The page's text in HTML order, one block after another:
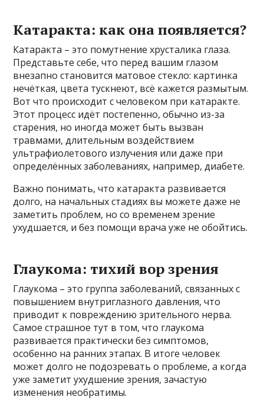
Катаракта: как она появляется?
Катаракта – это помутнение хрусталика глаза.
Представьте себе, что перед вашим глазом
внезапно становится матовое стекло: картинка
нечёткая, цвета тускнеют, всё кажется размытым.
Вот что происходит с человеком при катаракте.
Этот процесс идёт постепенно, обычно из-за
старения, но иногда может быть вызван
травмами, длительным воздействием
ультрафиолетового излучения или даже при
определённых заболеваниях, например, диабете.
Важно понимать, что катаракта развивается
долго, на начальных стадиях вы можете даже не
заметить проблем, но со временем зрение
ухудшается, и без помощи врача уже не обойтись.
Глаукома: тихий вор зрения
Глаукома – это группа заболеваний, связанных с
повышением внутриглазного давления, что
приводит к повреждению зрительного нерва.
Самое страшное тут в том, что глаукома
развивается практически без симптомов,
особенно на ранних этапах. В итоге человек
может долго не подозревать о проблеме, а когда
уже заметит ухудшение зрения, зачастую
изменения необратимы.